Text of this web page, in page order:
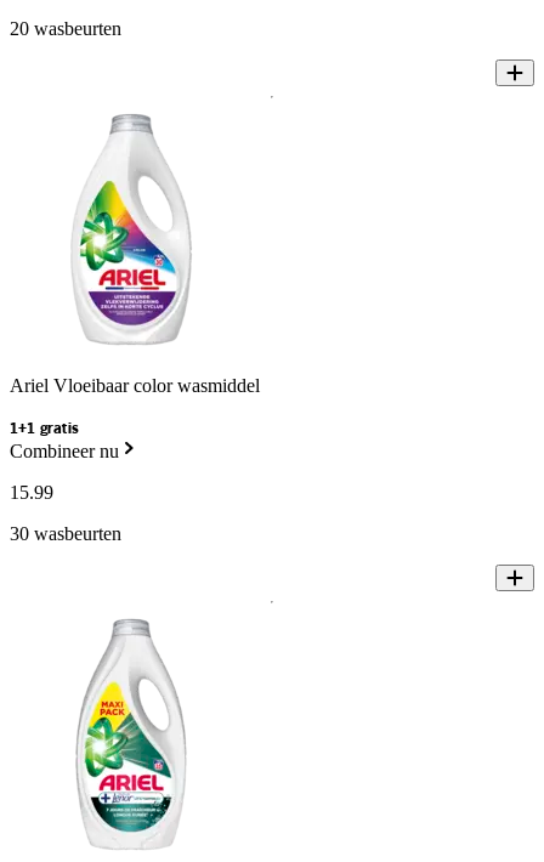
20 wasbeurten
Ariel Vloeibaar color wasmiddel
1+1 gratis
Combineer nu
15.99
30 wasbeurten